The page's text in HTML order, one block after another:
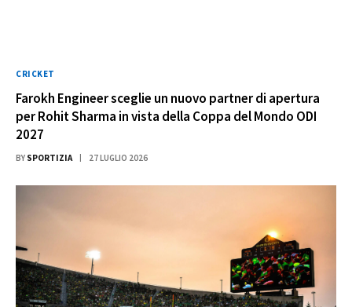
CRICKET
Farokh Engineer sceglie un nuovo partner di apertura
per Rohit Sharma in vista della Coppa del Mondo ODI
2027
BY SPORTIZIA 27 LUGLIO 2026